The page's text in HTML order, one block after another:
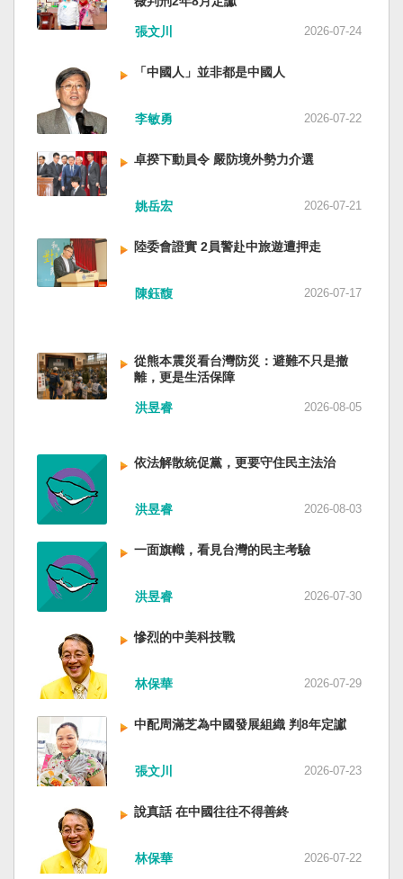
四五年八一五台灣獨立了，台灣早已是聯合國會
員國，也不至於迄今仍以國體不明的身分爭取加
爭。當然也沒有以反共為名、行專政之實的卅八
年戒嚴讓許多政治受難者的母親長期在黑夜哭
泣。 如果一九四五年八一五台灣獨立了，台灣早
已民主化，不必有長期戒嚴體制的壓迫，也沒有
隨中國國民黨從中國流亡到台灣形成的流亡殖民
群落留下來的遺民問題。漢字文化圈的國家台灣
會傳承更多日本留下來的風貌，如果吸引中國人
來台也是中國僑民或台灣新住民、新國民，而不
了，台灣早就是一個小而美的民主國家，不必在
國民養成過程的教育被教導成一個虛構的大國，
也不會有見證二二八事件的美國副領事葛超智
北相連，四面海域環抱，是島嶼國度不是大陸國
家。 一九四五年八一五，台灣人在祖國的迷惘與
迷障中做了錯誤的選擇，不只造成台灣集體命運
的坎坷挫折，也影響中國的國家分裂。民主化後
好好建構我們尚未正常化的國家。台灣是小而
美、豐裕而堅強，在太平洋西南海域，一個閃亮
的國家。 中國啊！請獨立於台灣之外吧！如果在
意收拾「中華民國」這個你們立鑄為繼承之國碑
史的了結，寫下句點。生活在台灣的人們應共同
起造一個對「中國」不構成侵權的新國家，開啟
歷史的新樂章。歷史不會重來，但提供教訓。
（作者是詩人）
張文川 2026-07-24
「中國人」並非都是中國人
李敏勇 2026-07-22
卓揆下動員令 嚴防境外勢力介選
姚岳宏 2026-07-21
陸委會證實 2員警赴中旅遊遭押走
陳鈺馥 2026-07-17
從熊本震災看台灣防災：避難不只是撤
離，更是生活保障
洪昱睿 2026-08-05
依法解散統促黨，更要守住民主法治
洪昱睿 2026-08-03
一面旗幟，看見台灣的民主考驗
洪昱睿 2026-07-30
慘烈的中美科技戰
林保華 2026-07-29
中配周滿芝為中國發展組織 判8年定讞
張文川 2026-07-23
說真話 在中國往往不得善終
林保華 2026-07-22